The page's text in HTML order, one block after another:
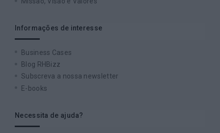
Informações de interesse
Business Cases
Blog RHBizz
Subscreva a nossa newsletter
E-books
Necessita de ajuda?